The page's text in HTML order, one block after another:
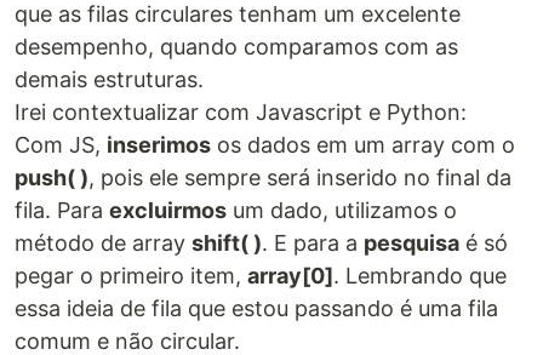
que as filas circulares tenham um excelente
desempenho, quando comparamos com as
demais estruturas.
Irei contextualizar com Javascript e Python:
Com JS, inserimos os dados em um array com o
push( ), pois ele sempre será inserido no final da
fila. Para excluirmos um dado, utilizamos o
método de array shift( ). E para a pesquisa é só
pegar o primeiro item, array[0]. Lembrando que
essa ideia de fila que estou passando é uma fila
comum e não circular.